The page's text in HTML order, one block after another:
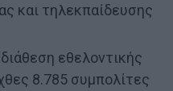
και τηλεκπαίδευσης
εθελοντικής
8.785 συμπολίτες